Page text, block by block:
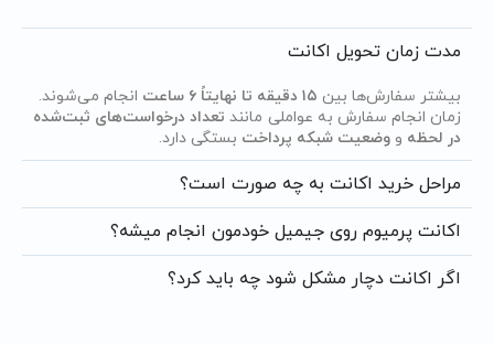
مدت زمان تحویل اکانت
بیشتر سفارش‌ها بین ۱۵ دقیقه تا نهایتاً ۶ ساعت
انجام می‌شوند.
زمان انجام سفارش به عواملی مانند تعداد درخواست‌های ثبت‌شده
در لحظه و وضعیت شبکه پرداخت بستگی دارد.
مراحل خرید اکانت به چه صورت است؟
اکانت پرمیوم روی جیمیل خودمون انجام میشه؟
اگر اکانت دچار مشکل شود چه باید کرد؟